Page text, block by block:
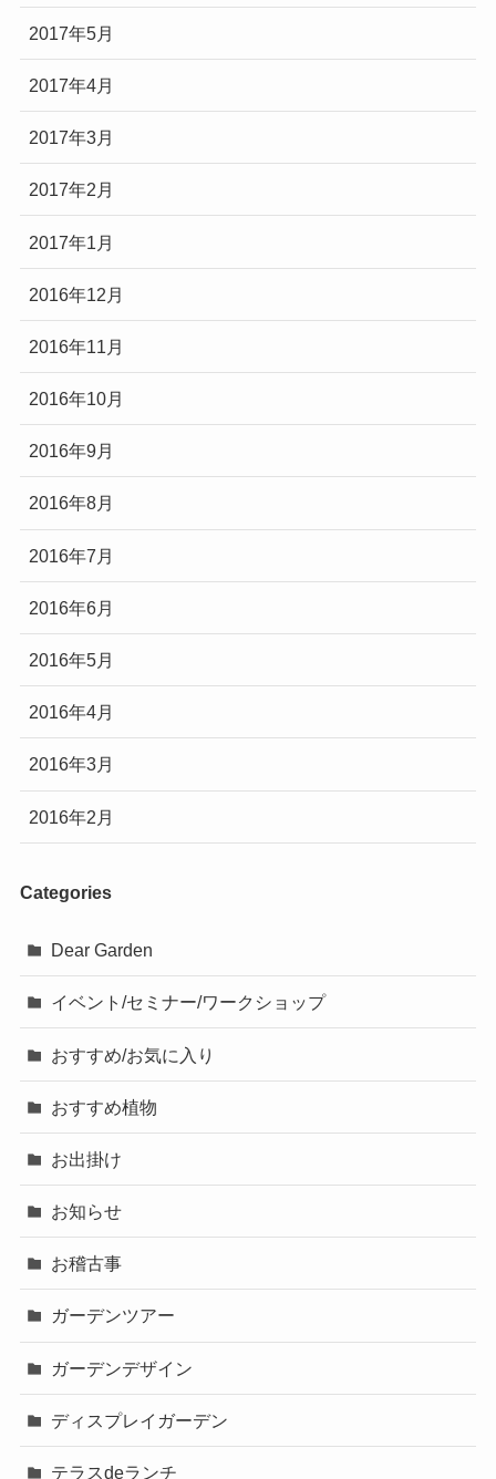
2017年5月
2017年4月
2017年3月
2017年2月
2017年1月
2016年12月
2016年11月
2016年10月
2016年9月
2016年8月
2016年7月
2016年6月
2016年5月
2016年4月
2016年3月
2016年2月
Categories
Dear Garden
イベント/セミナー/ワークショップ
おすすめ/お気に入り
おすすめ植物
お出掛け
お知らせ
お稽古事
ガーデンツアー
ガーデンデザイン
ディスプレイガーデン
テラスdeランチ